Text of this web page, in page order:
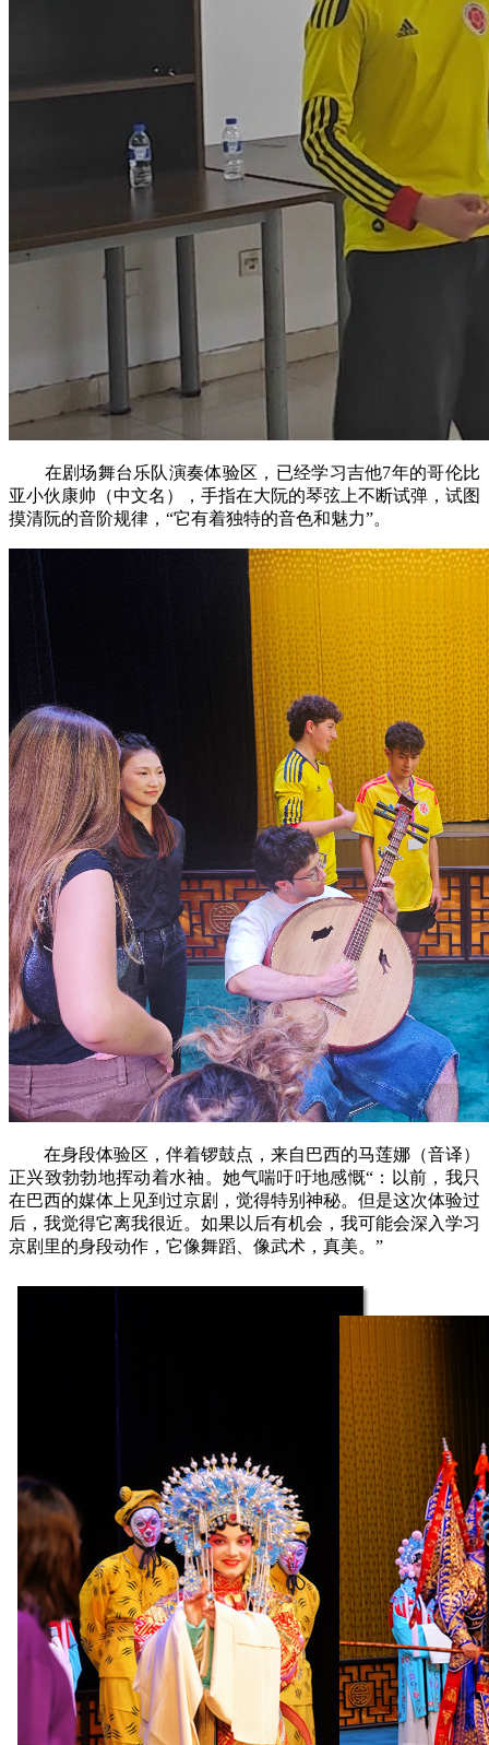
在剧场舞台乐队演奏体验区，已经学习吉他7年的哥伦比
亚小伙康帅（中文名），手指在大阮的琴弦上不断试弹，试图
摸清阮的音阶规律，“它有着独特的音色和魅力”。
在身段体验区，伴着锣鼓点，来自巴西的马莲娜（音译）
正兴致勃勃地挥动着水袖。她气喘吁吁地感慨“：以前，我只
在巴西的媒体上见到过京剧，觉得特别神秘。但是这次体验过
后，我觉得它离我很近。如果以后有机会，我可能会深入学习
京剧里的身段动作，它像舞蹈、像武术，真美。”